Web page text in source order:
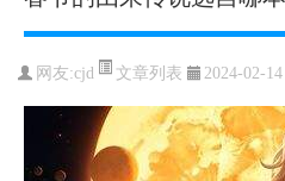
网友:cjd 文章列表 2024-02-